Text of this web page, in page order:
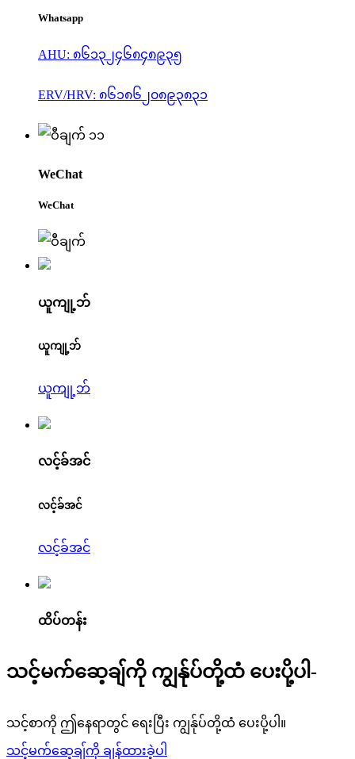
Whatsapp
AHU: ၈၆၁၃၂၄၆၈၄၈၉၃၅
ERV/HRV: ၈၆၁၈၆၂၀၈၉၃၈၃၁
WeChat
WeChat
ယူကျု့ဘ်
ယူကျု့ဘ်
ယူကျု့ဘ်
လင့်ခ်အင်
လင့်ခ်အင်
လင့်ခ်အင်
ထိပ်တန်း
သင့်မက်ဆေ့ချ်ကို ကျွန်ုပ်တို့ထံ ပေးပို့ပါ-
သင့်စာကို ဤနေရာတွင် ရေးပြီး ကျွန်ုပ်တို့ထံ ပေးပို့ပါ။
သင့်မက်ဆေ့ချ်ကို ချန်ထားခဲ့ပါ